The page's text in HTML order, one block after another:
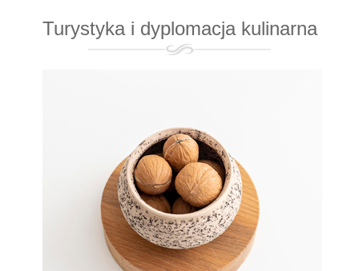
Turystyka i dyplomacja kulinarna